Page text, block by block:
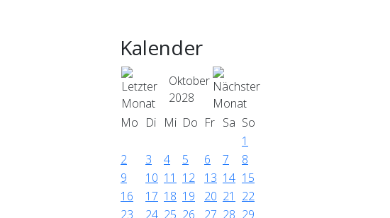
Kalender
Oktober
2028
Mo Di Mi Do Fr Sa So
1
2
3 4 5 6 7
8
9
10 11 12 13 14 15
16
17 18 19 20 21
22
23
24 25 26 27 28 29